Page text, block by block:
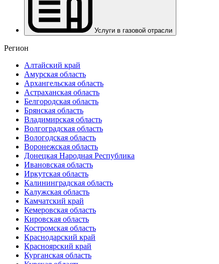
Услуги в газовой отрасли
Регион
Алтайский край
Амурская область
Архангельская область
Астраханская область
Белгородская область
Брянская область
Владимирская область
Волгоградская область
Вологодская область
Воронежская область
Донецкая Народная Республика
Ивановская область
Иркутская область
Калининградская область
Калужская область
Камчатский край
Кемеровская область
Кировская область
Костромская область
Краснодарский край
Красноярский край
Курганская область